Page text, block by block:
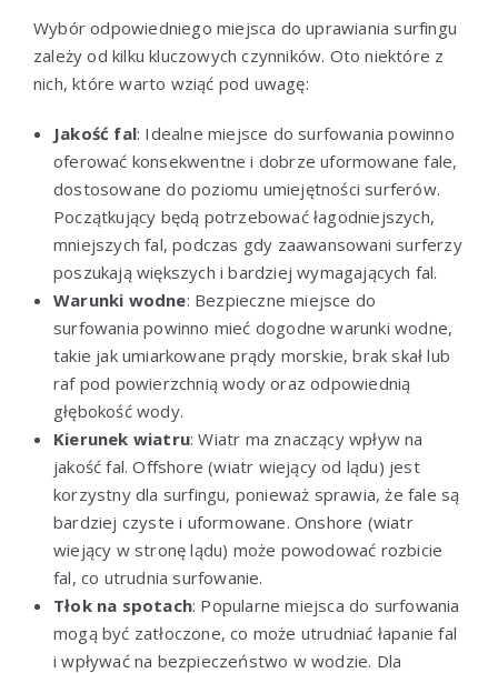
Wybór odpowiedniego miejsca do uprawiania surfingu
zależy od kilku kluczowych czynników. Oto niektóre z
nich, które warto wziąć pod uwagę:
Jakość fal: Idealne miejsce do surfowania powinno
oferować konsekwentne i dobrze uformowane fale,
dostosowane do poziomu umiejętności surferów.
Początkujący będą potrzebować łagodniejszych,
mniejszych fal, podczas gdy zaawansowani surferzy
poszukają większych i bardziej wymagających fal.
Warunki wodne: Bezpieczne miejsce do
surfowania powinno mieć dogodne warunki wodne,
takie jak umiarkowane prądy morskie, brak skał lub
raf pod powierzchnią wody oraz odpowiednią
głębokość wody.
Kierunek wiatru: Wiatr ma znaczący wpływ na
jakość fal. Offshore (wiatr wiejący od lądu) jest
korzystny dla surfingu, ponieważ sprawia, że fale są
bardziej czyste i uformowane. Onshore (wiatr
wiejący w stronę lądu) może powodować rozbicie
fal, co utrudnia surfowanie.
Tłok na spotach: Popularne miejsca do surfowania
mogą być zatłoczone, co może utrudniać łapanie fal
i wpływać na bezpieczeństwo w wodzie. Dla